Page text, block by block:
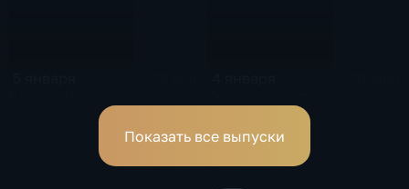
Показать все выпуски